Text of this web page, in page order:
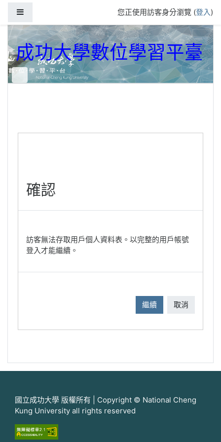
您正使用訪客身分瀏覽 (登入)
成功大學數位學習平臺
確認
訪客無法存取用戶個人資料表。以完整的用戶帳號
登入才能繼續。
繼續 取消
國立成功大學 版權所有 | Copyright © National Cheng
Kung University all rights reserved